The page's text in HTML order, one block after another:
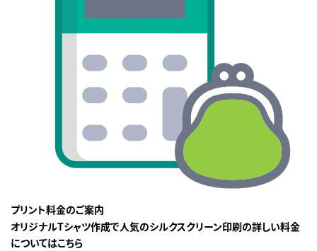
プリント料金のご案内
オリジナルTシャツ作成で人気のシルクスクリーン印刷の詳しい料金
についてはこちら